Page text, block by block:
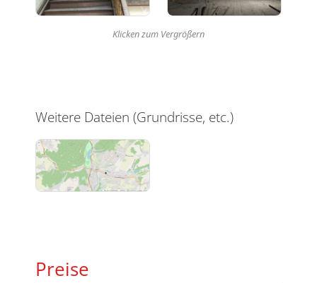
Klicken zum Vergrößern
Weitere Dateien (Grundrisse, etc.)
Preise